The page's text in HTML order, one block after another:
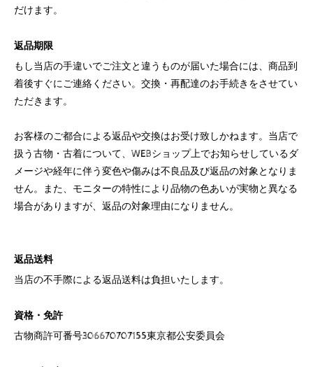
だけます。
返品期限
もし当店の手違いでご注文と違うものが届いた場合には、商品到
着後すぐにご連絡ください。交換・再配達のお手続きをさせてい
ただきます。
お客様のご都合による返品や交換はお受け致しかねます。当店で
扱う古物・古着について、WEBショップ上でお知らせしているダ
メージや経年に伴う変色や傷みは不良品及び返品の対象となりま
せん。また、モニターの特性により品物の色あいが実物と異なる
場合がありますが、返品の対象理由になりません。
返品送料
当店の不手際による返品送料は負担いたします。
資格・免許
古物商許可番号306670707155東京都公安委員会